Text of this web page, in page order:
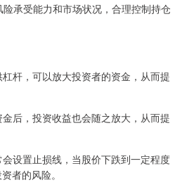
承受能力和市场状况，合理控制持仓
杆，可以放大投资者的资金，从而提
后，投资收益也会随之放大，从而提
设置止损线，当股价下跌到一定程度
者的风险。